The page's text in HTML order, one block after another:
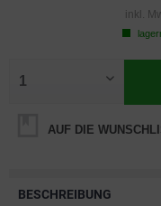
inkl.
AUF DIE
BESCHREIBUNG